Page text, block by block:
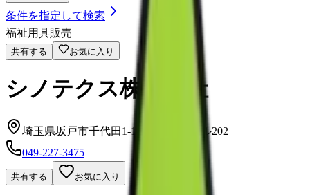
条件を指定して検索
福祉用具販売
共有する お気に入り
シノテクス株式会社
埼玉県坂戸市千代田1-1-29第5武井ビル202
049-227-3475
共有する お気に入り